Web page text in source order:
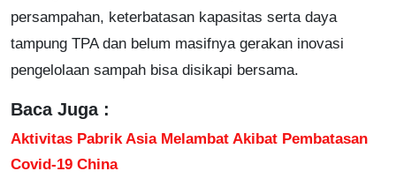
persampahan, keterbatasan kapasitas serta daya
tampung TPA dan belum masifnya gerakan inovasi
pengelolaan sampah bisa disikapi bersama.
Baca Juga :
Aktivitas Pabrik Asia Melambat Akibat Pembatasan
Covid-19 China